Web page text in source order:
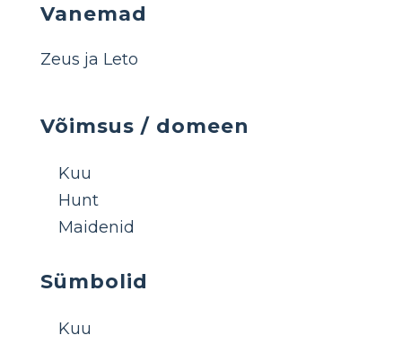
Vanemad
Zeus ja Leto
Võimsus / domeen
Kuu
Hunt
Maidenid
Sümbolid
Kuu